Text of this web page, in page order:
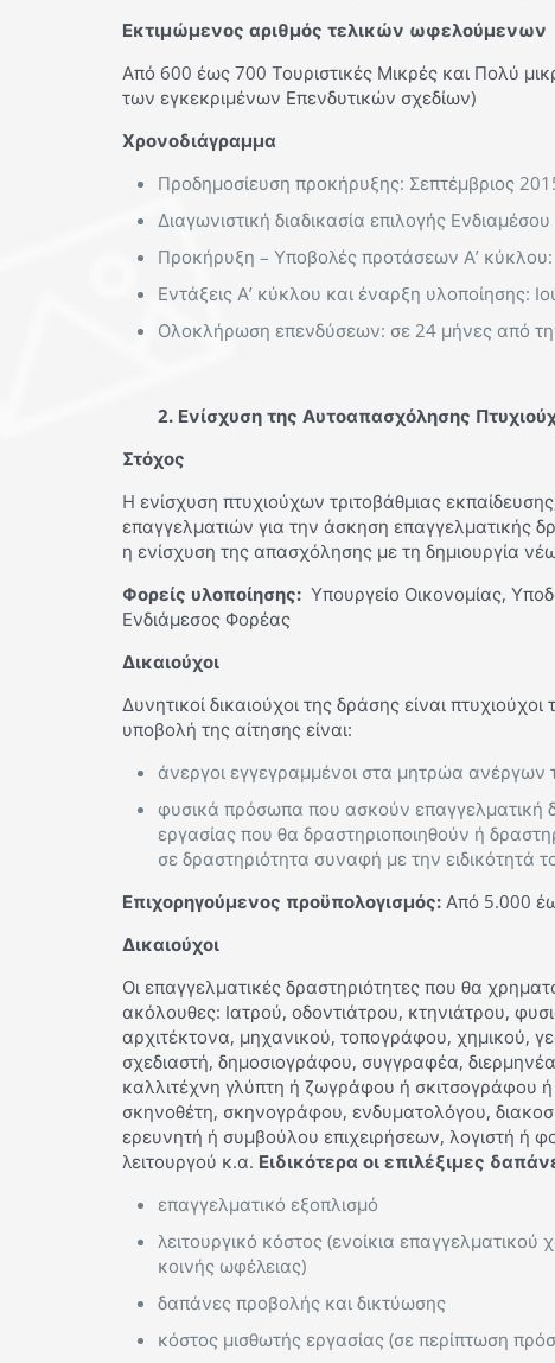
Εκτιμώμενος αριθμός τελικών ωφελούμενων
Από 600 έως 700 Τουριστικές Μικρές και Πολύ
των εγκεκριμένων Επενδυτικών σχεδίων)
Χρονοδιάγραμμα
Προδημοσίευση προκήρυξης: Σεπτέμβριος
Διαγωνιστική διαδικασία επιλογής
Προκήρυξη – Υποβολές προτάσεων Α’
Εντάξεις Α’ κύκλου και έναρξη υλοποίησης:
Ολοκλήρωση επενδύσεων: σε 24 μήνες από
2. Ενίσχυση της Αυτοαπασχόλησης
Στόχος
H ενίσχυση πτυχιούχων τριτοβάθμιας
επαγγελματιών για την άσκηση επαγγελματικής
η ενίσχυση της απασχόλησης με τη δημιουργία
Φορείς υλοποίησης: Υπουργείο Οικονομίας,
Ενδιάμεσος Φορέας
Δικαιούχοι
Δυνητικοί δικαιούχοι της δράσης είναι
υποβολή της αίτησης είναι:
άνεργοι εγγεγραμμένοι στα μητρώα
φυσικά πρόσωπα που ασκούν επαγγελματική
εργασίας που θα δραστηριοποιηθούν ή
σε δραστηριότητα συναφή με την ειδικότητά
Επιχορηγούμενος προϋπολογισμός: Από 5.000
Δικαιούχοι
Οι επαγγελματικές δραστηριότητες που θα
ακόλουθες: Ιατρού, οδοντιάτρου, κτηνιάτρου,
αρχιτέκτονα, μηχανικού, τοπογράφου,
σχεδιαστή, δημοσιογράφου, συγγραφέα,
καλλιτέχνη γλύπτη ή ζωγράφου ή σκιτσογράφου
σκηνοθέτη, σκηνογράφου, ενδυματολόγου,
ερευνητή ή συμβούλου επιχειρήσεων, λογιστή ή
λειτουργού κ.α. Ειδικότερα οι επιλέξιμες
επαγγελματικό εξοπλισμό
λειτουργικό κόστος (ενοίκια
κοινής ωφέλειας)
δαπάνες προβολής και δικτύωσης
κόστος μισθωτής εργασίας (σε περίπτωση